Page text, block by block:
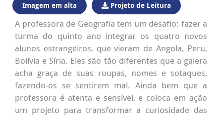
Imagem em alta Projeto de Leitura
A professora de Geografia tem um desafio: fazer a
turma do quinto ano integrar os quatro novos
alunos estrangeiros, que vieram de Angola, Peru,
Bolívia e Síria. Eles são tão diferentes que a galera
acha graça de suas roupas, nomes e sotaques,
fazendo-os se sentirem mal. Ainda bem que a
professora é atenta e sensível, e coloca em ação
um projeto para transformar a curiosidade das